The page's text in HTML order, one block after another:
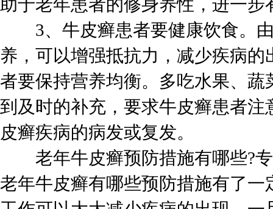
助于老年患者的修身养性，进一
3、牛皮癣患者要健康饮食。由
养，可以增强抵抗力，减少疾病
者要保持营养均衡。多吃水果、
到及时的补充，要求牛皮癣患者
皮癣疾病的病发或复发。
老年牛皮癣预防措施有哪些?专
老年牛皮癣有哪些预防措施有了